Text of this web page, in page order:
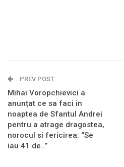
PREV POST
Mihai Voropchievici a
anunțat ce sa faci in
noaptea de Sfantul Andrei
pentru a atrage dragostea,
norocul si fericirea: “Se
iau 41 de…”